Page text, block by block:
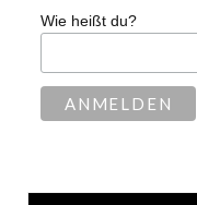
Wie heißt du?